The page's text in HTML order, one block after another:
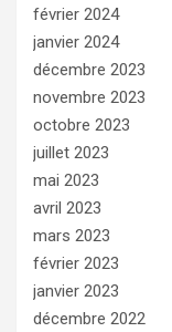
février 2024
janvier 2024
décembre 2023
novembre 2023
octobre 2023
juillet 2023
mai 2023
avril 2023
mars 2023
février 2023
janvier 2023
décembre 2022